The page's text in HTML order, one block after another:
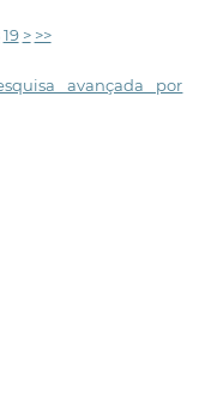
19 > >>
avançada por